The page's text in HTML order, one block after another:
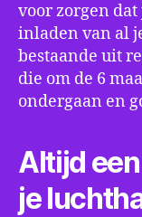
voor zorgen
inladen van al
bestaande uit
die om de 6
ondergaan en
Altijd
je